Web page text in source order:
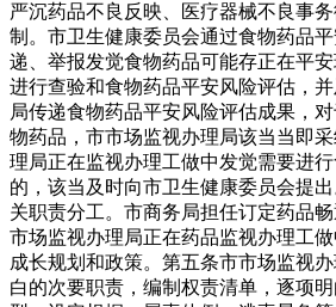
严沉药品不良反映、医疗器械不良事
制。市卫生健康委员会通过食物药品
递、举报发觉食物药品可能存正在平
进行查验和食物药品平安风险评估，
局传递食物药品平安风险评估成果，
物药品，市市场监视办理局该当当即
理局正在监视办理工做中发觉需要进
的，该当及时向市卫生健康委员会提
关职责分工。市商务局担任订定药品
市场监视办理局正在药品监视办理工
成长规划和政策。第五条市市场监视
白的次要职责，编制权责清单，逐项